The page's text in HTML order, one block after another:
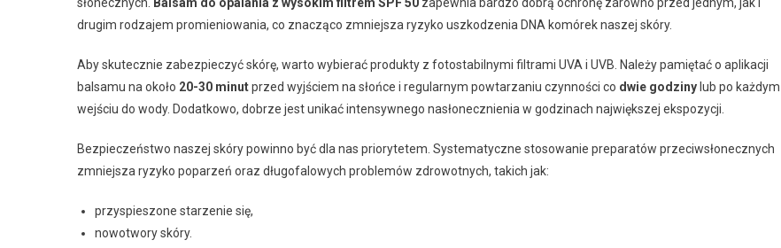
drugim rodzajem promieniowania, co znacząco zmniejsza ryzyko uszkodzenia DNA komórek naszej skóry.
Aby skutecznie zabezpieczyć skórę, warto wybierać produkty z fotostabilnymi filtrami UVA i UVB. Należy pamiętać o aplikacji
balsamu na około 20-30 minutprzed wyjściem na słońce i regularnym powtarzaniu czynności co dwie godziny lub po każdym
wejściu do wody. Dodatkowo, dobrze jest unikać intensywnego nasłonecznienia w godzinach największej ekspozycji.
Bezpieczeństwo naszej skóry powinno być dla nas priorytetem. Systematyczne stosowanie preparatów przeciwsłonecznych
zmniejsza ryzyko poparzeń oraz długofalowych problemów zdrowotnych, takich jak:
przyspieszone starzenie się,
nowotwory skóry.